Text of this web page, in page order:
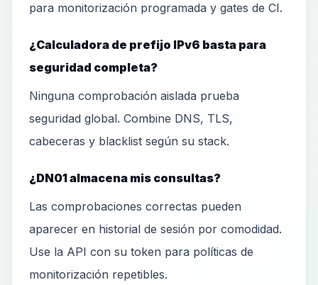
para monitorización programada y gates de CI.
¿Calculadora de prefijo IPv6 basta para
seguridad completa?
Ninguna comprobación aislada prueba
seguridad global. Combine DNS, TLS,
cabeceras y blacklist según su stack.
¿DN01 almacena mis consultas?
Las comprobaciones correctas pueden
aparecer en historial de sesión por comodidad.
Use la API con su token para políticas de
monitorización repetibles.